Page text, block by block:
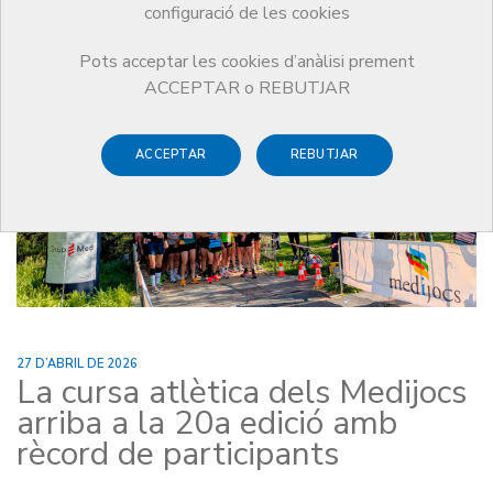
configuració de les cookies
Pots acceptar les cookies d’anàlisi prement
ACCEPTAR o REBUTJAR
ACCEPTAR REBUTJAR
27 D’ABRIL DE 2026
La cursa atlètica dels Medijocs
arriba a la 20a edició amb
rècord de participants